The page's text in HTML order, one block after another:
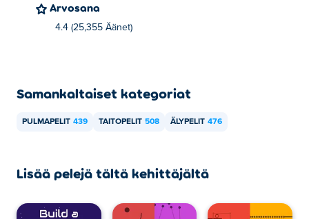
Arvosana
4.4 (25,355 Äänet)
Samankaltaiset kategoriat
PULMAPELIT 439 TAITOPELIT 508 ÄLYPELIT 476
Lisää pelejä tältä kehittäjältä